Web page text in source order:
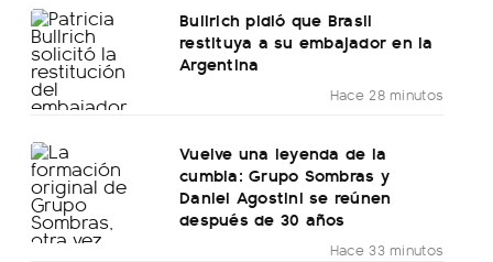
Bullrich pidió que Brasil
restituya a su embajador en la
Argentina
Hace 28 minutos
Vuelve una leyenda de la
cumbia: Grupo Sombras y
Daniel Agostini se reúnen
después de 30 años
Hace 33 minutos